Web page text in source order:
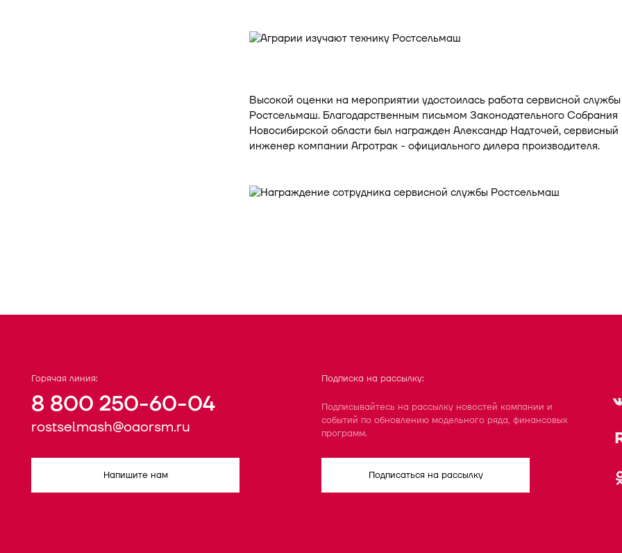
Высокой оценки на мероприятии удостоилась работа сервисной службы
Ростсельмаш. Благодарственным письмом Законодательного Собрания
Новосибирской области был награжден Александр Надточей, сервисный
инженер компании Агротрак - официального дилера производителя.
Горячая линия:
8 800 250-60-04
rostselmash@oaorsm.ru
Напишите нам
Подписка на рассылку:
Подписывайтесь на рассылку новостей компании и
событий по обновлению модельного ряда, финансовых
программ.
Подписаться на рассылку